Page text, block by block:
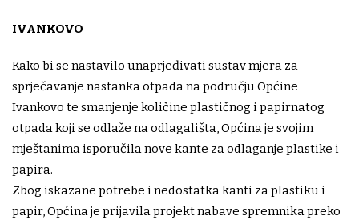
IVANKOVO
Kako bi se nastavilo unaprjeđivati sustav mjera za
sprječavanje nastanka otpada na području Općine
Ivankovo te smanjenje količine plastičnog i papirnatog
otpada koji se odlaže na odlagališta, Općina je svojim
mještanima isporučila nove kante za odlaganje plastike i
papira.
Zbog iskazane potrebe i nedostatka kanti za plastiku i
papir, Općina je prijavila projekt nabave spremnika preko